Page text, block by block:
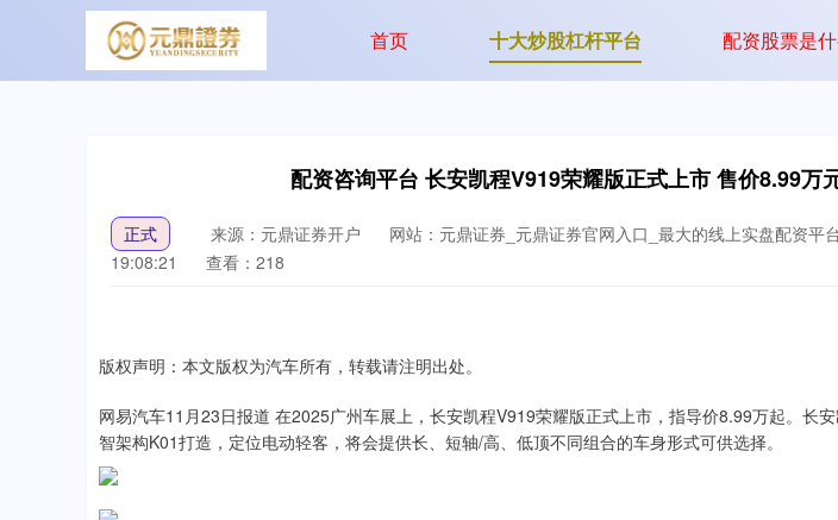
首页 十大炒股杠杆平台 配资股票是
配资咨询平台 长安凯程V919荣耀版正式上市 售价8.99万
正式 来源：元鼎证券开户 网站：元鼎证券_元鼎证券官网入口_最大的线上实盘配资平
19:08:21
查看：218
版权声明：本文版权为汽车所有，转载请注明出处。
网易汽车11月23日报道 在2025广州车展上，长安凯程V919荣耀版正式上市，指导价8.99万起。长
智架构K01打造，定位电动轻客，将会提供长、短轴/高、低顶不同组合的车身形式可供选择。